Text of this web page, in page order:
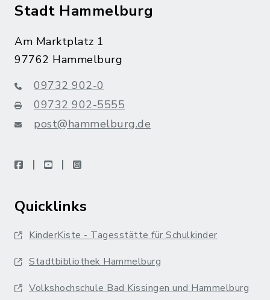
Stadt Hammelburg
Am Marktplatz 1
97762 Hammelburg
09732 902-0
09732 902-5555
post@hammelburg.de
facebookyoutubeinstagram
Quicklinks
KinderKiste - Tagesstätte für Schulkinder
Stadtbibliothek Hammelburg
Volkshochschule Bad Kissingen und Hammelburg